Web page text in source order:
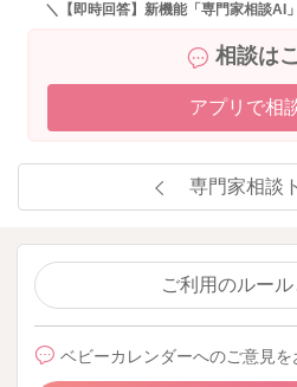
＼【即時回答】新機能「専門家相談AI
相談は
アプリで相
専門家相談
ご利用のルー
ベビーカレンダーへのご意見